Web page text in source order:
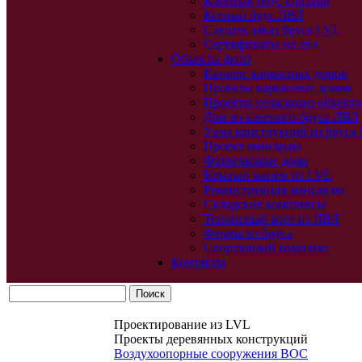
Кееный брус ЛВЛ
Сделать заказ бруса LVL
Сертификаты на лвл
Объекты фото
Каталог каркасных домов
Проекты каркасных домов
Проекты сельскохоз
Дом из клееного бруса ЛВЛ
Узлы конструкций из бруса
Проект мансарды
Фахверковые дома
Крытый манеж из LVL
Реконструкция мансарды
Складские комплексы
Теннисный корт из ЛВЛ
Фермы из бруса
Спортивный комплекс
Контакты
Проектирование из LVL
Проекты деревянных конструкций
Воздухоопорные сооружения ВОС